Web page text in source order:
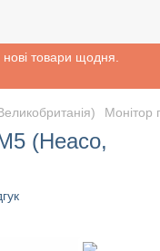
товари щодня.
Монітор
(Heaco,